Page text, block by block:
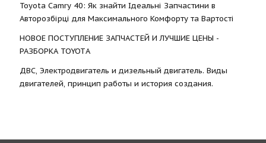
Toyota Camry 40: Як знайти Ідеальні Запчастини в
Авторозбірці для Максимального Комфорту та Вартості
НОВОЕ ПОСТУПЛЕНИЕ ЗАПЧАСТЕЙ И ЛУЧШИЕ ЦЕНЫ -
РАЗБОРКА TOYOTА
ДВС, Электродвигатель и дизельный двигатель. Виды
двигателей, принцип работы и история создания.